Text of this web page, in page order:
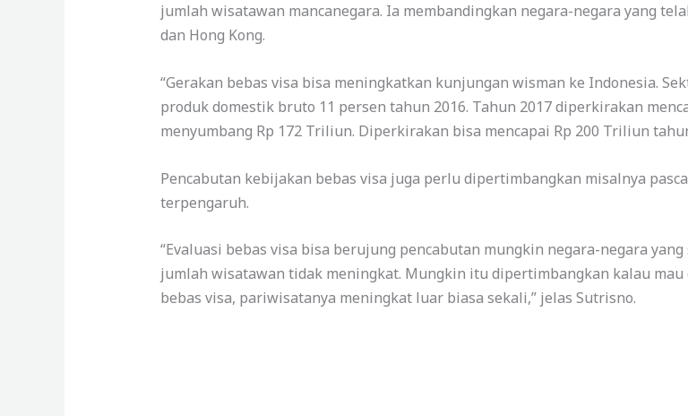
jumlah wisatawan mancanegara. Ia membandingkan negara-negara yang
dan Hong Kong.
“Gerakan bebas visa bisa meningkatkan kunjungan wisman ke Indonesia.
produk domestik bruto 11 persen tahun 2016. Tahun 2017 diperkirakan
menyumbang Rp 172 Triliun. Diperkirakan bisa mencapai Rp 200 Triliun
Pencabutan kebijakan bebas visa juga perlu dipertimbangkan misalnya
terpengaruh.
“Evaluasi bebas visa bisa berujung pencabutan mungkin negara-negara
jumlah wisatawan tidak meningkat. Mungkin itu dipertimbangkan kalau
bebas visa, pariwisatanya meningkat luar biasa sekali,” jelas Sutrisno.